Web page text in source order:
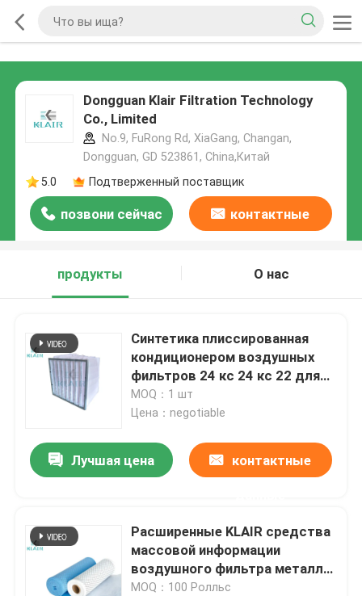
Dongguan Klair Filtration Technology
Co., Limited
No.9, FuRong Rd, XiaGang, Changan,
Dongguan, GD 523861, China,Китай
5.0
Подтверженный поставщик
позвони сейчас контактные
продукты
О нас
Синтетика плиссированная
кондиционером воздушных
фильтров 24 кс 24 кс 22 для
газовой турбины
MOQ：1 шт
Цена：negotiable
Лучшая цена контактные
Расширенные KLAIR средства
массовой информации
воздушного фильтра металла
прокатанные сеткой
MOQ：100 Ролльс